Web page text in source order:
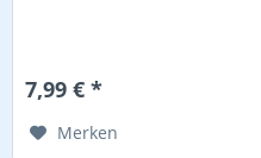
7,99 € *
Merken